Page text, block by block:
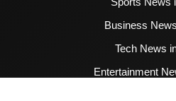
Business
Tech News
Entertainment